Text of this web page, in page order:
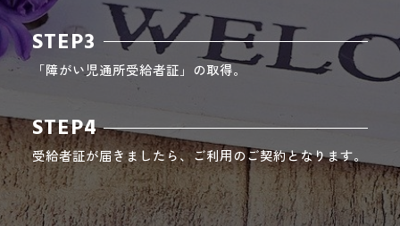
STEP3
「障がい児通所受給者証」の取得。
STEP4
受給者証が届きましたら、ご利用のご契約となります。